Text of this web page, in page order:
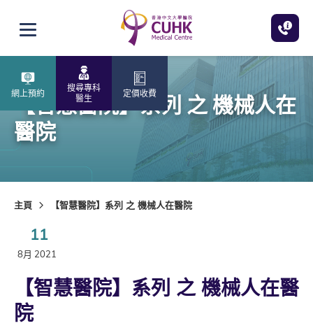
打開選單
網上預約
搜尋專科
醫生
定價收費
【智慧醫院】系列 之 機械人在
醫院
主頁 【智慧醫院】系列 之 機械人在醫院
11
8月 2021
【智慧醫院】系列 之 機械人在醫
院